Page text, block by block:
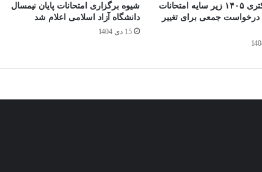
آزمون دکتری ۱۴۰۵ زیر سایه امتحانات
درخواست جمعی برای تغییر
شیوه برگزاری امتحانات پایان نیمسال
دانشگاه آزاد اسلامی اعلام شد
15 دی 1404